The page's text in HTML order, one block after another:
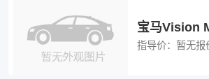
宝马Vision
指导价： 暂无报